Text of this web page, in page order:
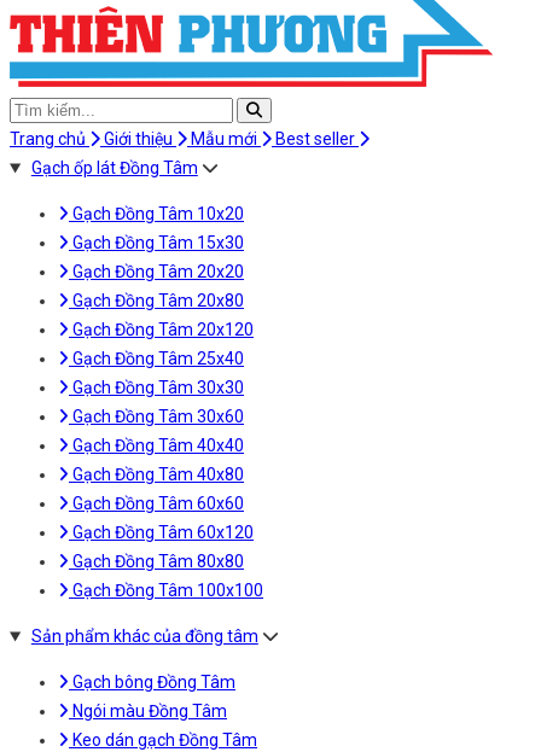
Trang chủ Giới thiệu Mẫu mới
Best seller
Gạch ốp lát Đồng Tâm
Gạch Đồng Tâm 10x20
Gạch Đồng Tâm 15x30
Gạch Đồng Tâm 20x20
Gạch Đồng Tâm 20x80
Gạch Đồng Tâm 20x120
Gạch Đồng Tâm 25x40
Gạch Đồng Tâm 30x30
Gạch Đồng Tâm 30x60
Gạch Đồng Tâm 40x40
Gạch Đồng Tâm 40x80
Gạch Đồng Tâm 60x60
Gạch Đồng Tâm 60x120
Gạch Đồng Tâm 80x80
Gạch Đồng Tâm 100x100
Sản phẩm khác của đồng tâm
Gạch bông Đồng Tâm
Ngói màu Đồng Tâm
Keo dán gạch Đồng Tâm